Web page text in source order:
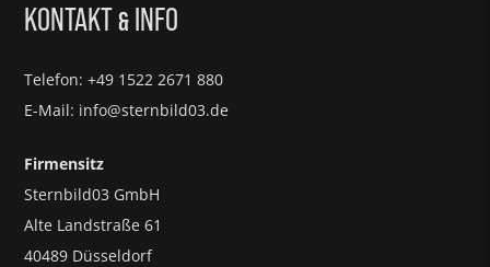
KONTAKT& INFO
Telefon: +49 1522 2671 880
E-Mail: info@sternbild03.de
Firmensitz
Sternbild03 GmbH
Alte Landstraße 61
40489 Düsseldorf